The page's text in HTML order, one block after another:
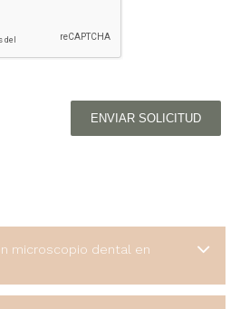
ENVIAR SOLICITUD
microscopio dental en